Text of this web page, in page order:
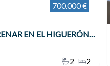
700.000 €
BAJO A ESTRENAR EN EL HIGUERÓN CON GRAN JARDÍN , Benalmádena
2
2